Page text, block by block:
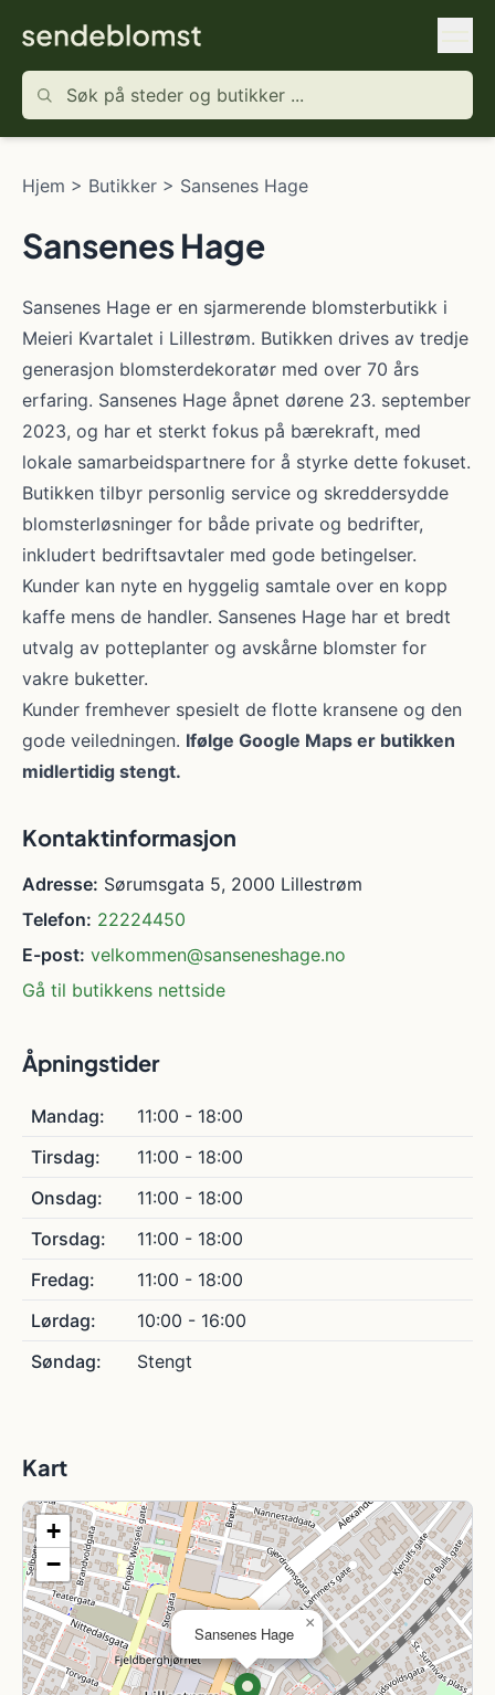
Hjem > Butikker > Sansenes Hage
Sansenes Hage
Sansenes Hage er en sjarmerende blomsterbutikk i
Meieri Kvartalet i Lillestrøm. Butikken drives av tredje
generasjon blomsterdekoratør med over 70 års
erfaring. Sansenes Hage åpnet dørene 23. september
2023, og har et sterkt fokus på bærekraft, med
lokale samarbeidspartnere for å styrke dette fokuset.
Butikken tilbyr personlig service og skreddersydde
blomsterløsninger for både private og bedrifter,
inkludert bedriftsavtaler med gode betingelser.
Kunder kan nyte en hyggelig samtale over en kopp
kaffe mens de handler. Sansenes Hage har et bredt
utvalg av potteplanter og avskårne blomster for
vakre buketter.
Kunder fremhever spesielt de flotte kransene og den
gode veiledningen. Ifølge Google Maps er butikken
midlertidig stengt.
Kontaktinformasjon
Adresse: Sørumsgata 5, 2000 Lillestrøm
Telefon: 22224450
E-post: velkommen@sanseneshage.no
Gå til butikkens nettside
Åpningstider
Mandag:
11:00 - 18:00
Tirsdag:
11:00 - 18:00
Onsdag:
11:00 - 18:00
Torsdag:
11:00 - 18:00
Fredag:
11:00 - 18:00
Lørdag:
10:00 - 16:00
Søndag:
Stengt
Kart
Sansenes Hage
×
+
−